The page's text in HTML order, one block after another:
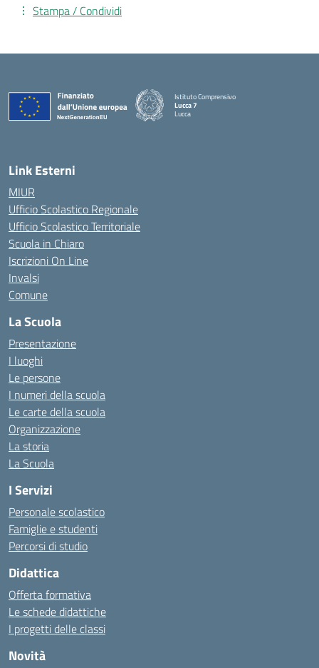
Stampa / Condividi
Istituto Comprensivo
Lucca 7
Lucca
Link Esterni
MIUR
Ufficio Scolastico Regionale
Ufficio Scolastico Territoriale
Scuola in Chiaro
Iscrizioni On Line
Invalsi
Comune
La Scuola
Presentazione
I luoghi
Le persone
I numeri della scuola
Le carte della scuola
Organizzazione
La storia
La Scuola
I Servizi
Personale scolastico
Famiglie e studenti
Percorsi di studio
Didattica
Offerta formativa
Le schede didattiche
I progetti delle classi
Novità